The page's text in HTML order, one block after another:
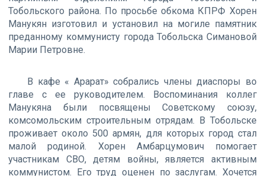
Тобольского района. По просьбе обкома КПРФ Хорен
Манукян изготовил и установил на могиле памятник
преданному коммунисту города Тобольска Симановой
Марии Петровне.
В кафе « Арарат» собрались члены диаспоры во
главе с ее руководителем. Воспоминания коллег
Манукяна были посвящены Советскому союзу,
комсомольским строительным отрядам. В Тобольске
проживает около 500 армян, для которых город стал
малой родиной. Хорен Амбарцумович помогает
участникам СВО, детям войны, является активным
коммунистом. Его труд оценен по заслугам. Хочется